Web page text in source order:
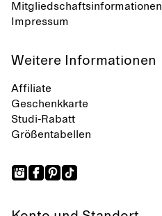
Mitgliedschaftsinformationen
Impressum
Weitere Informationen
Affiliate
Geschenkkarte
Studi-Rabatt
Größentabellen